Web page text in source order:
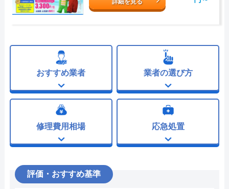
おすすめ業者 業者の選び方
修理費用相場 応急処置
評価・おすすめ基準